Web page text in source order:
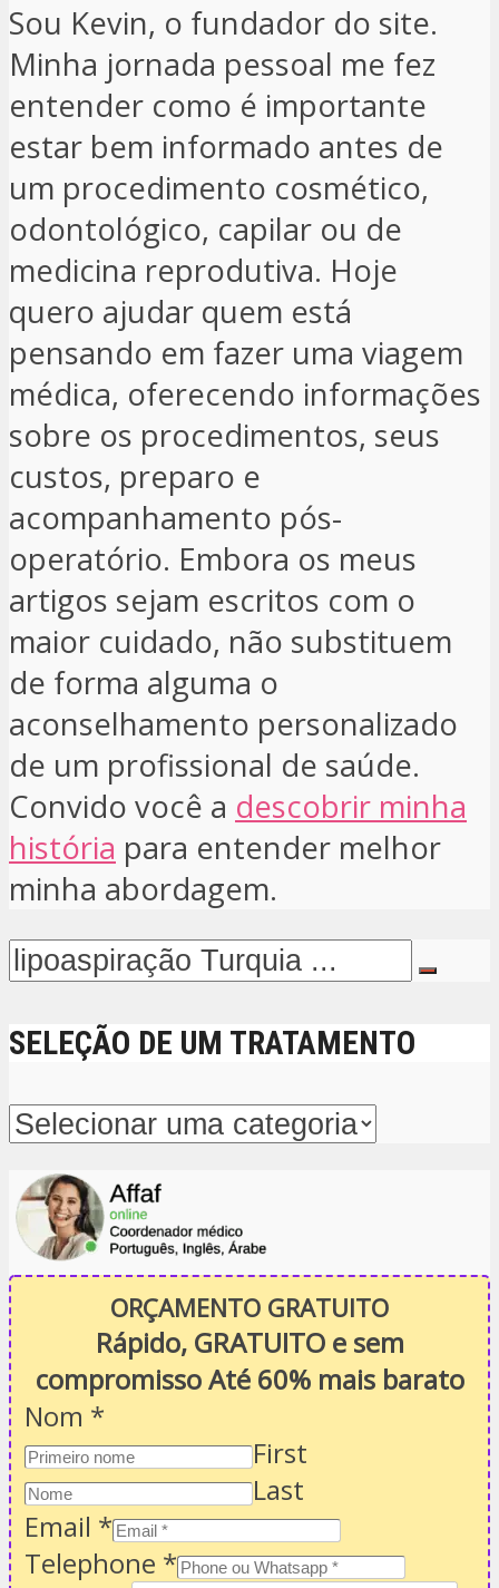
Sou Kevin, o fundador do site.
Minha jornada pessoal me fez
entender como é importante
estar bem informado antes de
um procedimento cosmético,
odontológico, capilar ou de
medicina reprodutiva. Hoje
quero ajudar quem está
pensando em fazer uma viagem
médica, oferecendo informações
sobre os procedimentos, seus
custos, preparo e
acompanhamento pós-
operatório. Embora os meus
artigos sejam escritos com o
maior cuidado, não substituem
de forma alguma o
aconselhamento personalizado
de um profissional de saúde.
Convido você a descobrir minha
história para entender melhor
minha abordagem.
SELEÇÃO DE UM TRATAMENTO
ORÇAMENTO GRATUITO
Rápido, GRATUITO e sem
compromisso Até 60% mais barato
Nom *
First
Last
Email *
Telephone *